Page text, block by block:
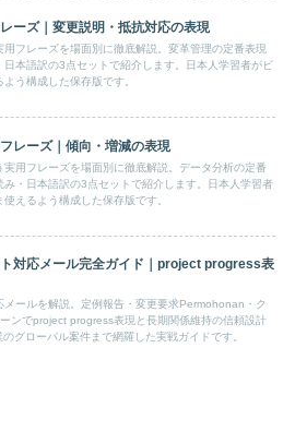
ーズ｜変更説明・抵抗対応の表現
フレーズを場面別に徹底解説。変革管理の定番表現
本語訳の3点セットで紹介します。日本人学習者がビ
う構成した保存版です。
レーズ｜傾向・増減の表現
用フレーズを場面別に徹底解説。データ分析の定番
・日本語訳の3点セットで紹介します。日本人学習者
えるよう構成した保存版です。
対応メール完全ガイド｜project progress表
ールを解説。定例報告・変更要求Permohonan・ク
ンでproject progress表現と長期関係維持の信頼設計
グローバル案件まで網羅した実戦ガイドです。